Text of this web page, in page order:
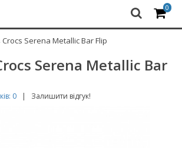
0
Serena Metallic Bar Flip
Serena Metallic Bar
0 | Залишити відгук!